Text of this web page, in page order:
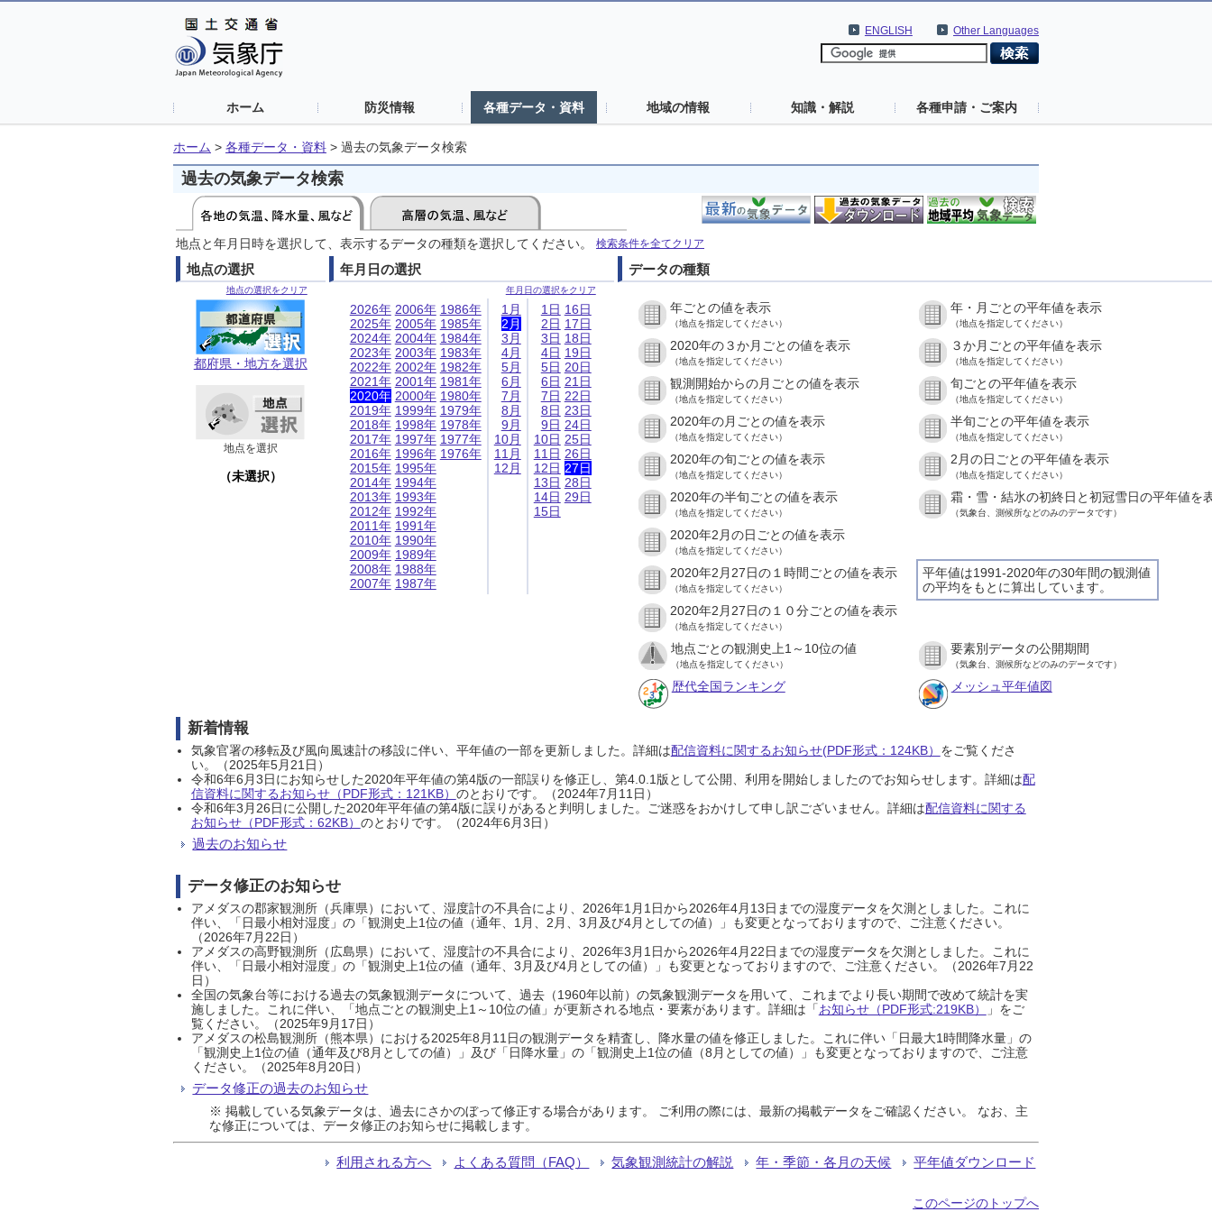
Other Languages
ENGLISH
ホーム 防災情報 各種データ・資料 地域の情報 知識・解説 各種申請・ご案内
ホーム > 各種データ・資料 > 過去の気象データ検索
過去の気象データ検索
地点と年月日時を選択して、表示するデータの種類を選択してください。 検索条件を全てクリア
地点の選択
地点の選択をクリア
都府県・地方を選択
地点を選択
（未選択）
年月日の選択
年月日の選択をクリア
2026年
2025年
2024年
2023年
2022年
2021年
2020年
2019年
2018年
2017年
2016年
2015年
2014年
2013年
2012年
2011年
2010年
2009年
2008年
2007年
2006年
2005年
2004年
2003年
2002年
2001年
2000年
1999年
1998年
1997年
1996年
1995年
1994年
1993年
1992年
1991年
1990年
1989年
1988年
1987年
1986年
1985年
1984年
1983年
1982年
1981年
1980年
1979年
1978年
1977年
1976年
1月
2月
3月
4月
5月
6月
7月
8月
9月
10月
11月
12月
1日
2日
3日
4日
5日
6日
7日
8日
9日
10日
11日
12日
13日
14日
15日
16日
17日
18日
19日
20日
21日
22日
23日
24日
25日
26日
27日
28日
29日
データの種類
年ごとの値を表示
（地点を指定してください）
年・月ごとの平年値を表示
（地点を指定してください）
2020年の３か月ごとの値を表示
（地点を指定してください）
３か月ごとの平年値を表示
（地点を指定してください）
観測開始からの月ごとの値を表示
（地点を指定してください）
旬ごとの平年値を表示
（地点を指定してください）
2020年の月ごとの値を表示
（地点を指定してください）
半旬ごとの平年値を表示
（地点を指定してください）
2020年の旬ごとの値を表示
（地点を指定してください）
2月の日ごとの平年値を表示
（地点を指定してください）
2020年の半旬ごとの値を表示
（地点を指定してください）
霜・雪・結氷の初終日と初冠雪日の平年値を
（気象台、測候所などのみのデータです）
2020年2月の日ごとの値を表示
（地点を指定してください）
平年値は1991-2020年の30年間の観測値
の平均をもとに算出しています。
2020年2月27日の１時間ごとの値を表示
（地点を指定してください）
2020年2月27日の１０分ごとの値を表示
（地点を指定してください）
地点ごとの観測史上1～10位の値
（地点を指定してください）
要素別データの公開期間
（気象台、測候所などのみのデータです）
歴代全国ランキング メッシュ平年値図
新着情報
気象官署の移転及び風向風速計の移設に伴い、平年値の一部を更新しました。詳細は配信資料に関するお知らせ(PDF形式：124KB） をご覧くださ
い。（2025年5月21日）
令和6年6月3日にお知らせした2020年平年値の第4版の一部誤りを修正し、第4.0.1版として公開、利用を開始しましたのでお知らせします。詳細は配
信資料に関するお知らせ（PDF形式：121KB） のとおりです。（2024年7月11日）
令和6年3月26日に公開した2020年平年値の第4版に誤りがあると判明しました。ご迷惑をおかけして申し訳ございません。詳細は配信資料に関する
お知らせ（PDF形式：62KB） のとおりです。（2024年6月3日）
過去のお知らせ
データ修正のお知らせ
アメダスの郡家観測所（兵庫県）において、湿度計の不具合により、2026年1月1日から2026年4月13日までの湿度データを欠測としました。これに
伴い、「日最小相対湿度」の「観測史上1位の値（通年、1月、2月、3月及び4月としての値）」も変更となっておりますので、ご注意ください。
（2026年7月22日）
アメダスの高野観測所（広島県）において、湿度計の不具合により、2026年3月1日から2026年4月22日までの湿度データを欠測としました。これに
伴い、「日最小相対湿度」の「観測史上1位の値（通年、3月及び4月としての値）」も変更となっておりますので、ご注意ください。（2026年7月22
日）
全国の気象台等における過去の気象観測データについて、過去（1960年以前）の気象観測データを用いて、これまでより長い期間で改めて統計を実
施しました。これに伴い、「地点ごとの観測史上1～10位の値」が更新される地点・要素があります。詳細は「お知らせ（PDF形式:219KB）
」をご
覧ください。（2025年9月17日）
アメダスの松島観測所（熊本県）における2025年8月11日の観測データを精査し、降水量の値を修正しました。これに伴い「日最大1時間降水量」の
「観測史上1位の値（通年及び8月としての値）」及び「日降水量」の「観測史上1位の値（8月としての値）」も変更となっておりますので、ご注意
ください。（2025年8月20日）
データ修正の過去のお知らせ
※ 掲載している気象データは、過去にさかのぼって修正する場合があります。 ご利用の際には、最新の掲載データをご確認ください。 なお、主
な修正については、データ修正のお知らせに掲載します。
利用される方へ よくある質問（FAQ） 気象観測統計の解説 年・季節・各月の天候 平年値ダウンロード
このページのトップへ